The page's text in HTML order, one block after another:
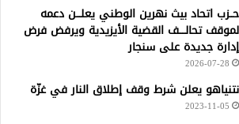
حــزب اتحاد بيث نهرين الوطني يعلـــن دعمه
لموقف تحالــــف القضية الأيزيدية ويرفض فرض
إدارة جديدة على سنجار
2026-07-28
نتنياهو يعلن شرط وقف إطلاق النار في غزّة
2023-11-05